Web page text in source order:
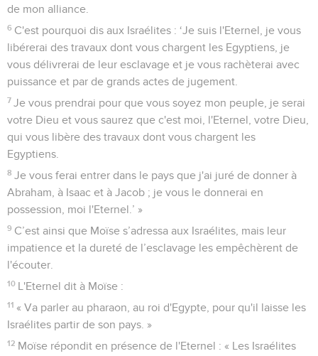
de mon alliance.
6 C'est pourquoi dis aux Israélites : ‘Je suis l'Eternel, je vous
libérerai des travaux dont vous chargent les Egyptiens, je
vous délivrerai de leur esclavage et je vous rachèterai avec
puissance et par de grands actes de jugement.
7 Je vous prendrai pour que vous soyez mon peuple, je serai
votre Dieu et vous saurez que c'est moi, l'Eternel, votre Dieu,
qui vous libère des travaux dont vous chargent les
Egyptiens.
8 Je vous ferai entrer dans le pays que j'ai juré de donner à
Abraham, à Isaac et à Jacob ; je vous le donnerai en
possession, moi l'Eternel.’ »
9 C’est ainsi que Moïse s’adressa aux Israélites, mais leur
impatience et la dureté de l’esclavage les empêchèrent de
l'écouter.
10 L'Eternel dit à Moïse :
11 « Va parler au pharaon, au roi d'Egypte, pour qu'il laisse les
Israélites partir de son pays. »
12 Moïse répondit en présence de l'Eternel : « Les Israélites